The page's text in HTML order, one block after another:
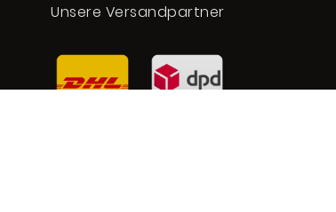
Unsere Versandpartner